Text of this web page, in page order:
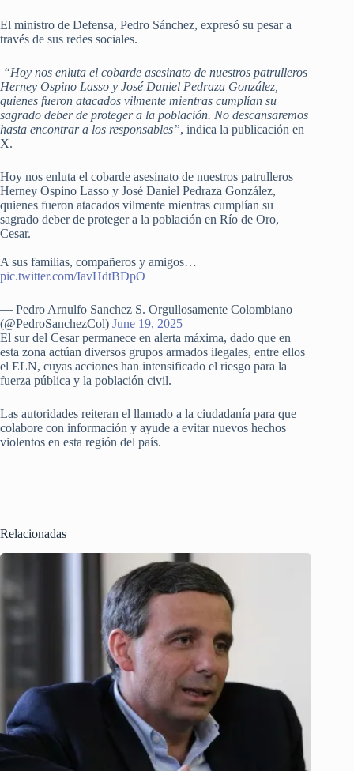
El ministro de Defensa, Pedro Sánchez, expresó su pesar a
través de sus redes sociales.
“Hoy nos enluta el cobarde asesinato de nuestros patrulleros
Herney Ospino Lasso y José Daniel Pedraza González,
quienes fueron atacados vilmente mientras cumplían su
sagrado deber de proteger a la población. No descansaremos
hasta encontrar a los responsables”, indica la publicación en
X.
Hoy nos enluta el cobarde asesinato de nuestros patrulleros
Herney Ospino Lasso y José Daniel Pedraza González,
quienes fueron atacados vilmente mientras cumplían su
sagrado deber de proteger a la población en Río de Oro,
Cesar.
A sus familias, compañeros y amigos…
pic.twitter.com/IavHdtBDpO
— Pedro Arnulfo Sanchez S. Orgullosamente Colombiano
(@PedroSanchezCol) June 19, 2025
El sur del Cesar permanece en alerta máxima, dado que en
esta zona actúan diversos grupos armados ilegales, entre ellos
el ELN, cuyas acciones han intensificado el riesgo para la
fuerza pública y la población civil.
Las autoridades reiteran el llamado a la ciudadanía para que
colabore con información y ayude a evitar nuevos hechos
violentos en esta región del país.
Relacionadas